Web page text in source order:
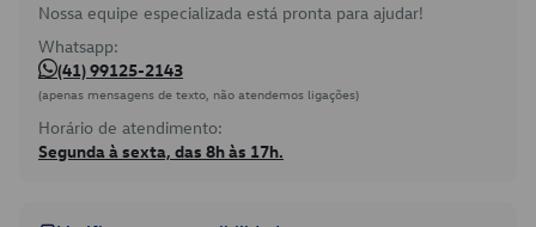
Nossa equipe especializada está pronta para ajudar!
Whatsapp:
(41) 99125-2143
(apenas mensagens de texto, não atendemos ligações)
Horário de atendimento:
Segunda à sexta, das 8h às 17h.